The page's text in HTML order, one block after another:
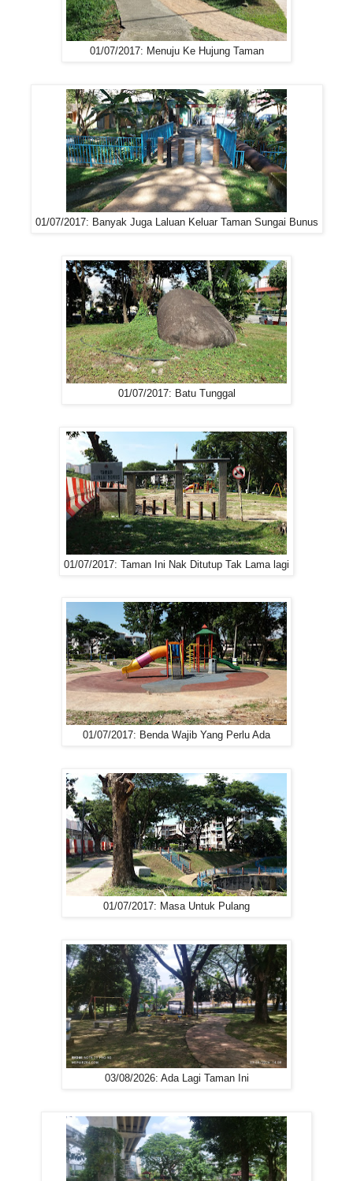
01/07/2017: Menuju Ke Hujung Taman
01/07/2017: Banyak Juga Laluan Keluar Taman Sungai Bunus
01/07/2017: Batu Tunggal
01/07/2017: Taman Ini Nak Ditutup Tak Lama lagi
01/07/2017: Benda Wajib Yang Perlu Ada
01/07/2017: Masa Untuk Pulang
03/08/2026: Ada Lagi Taman Ini